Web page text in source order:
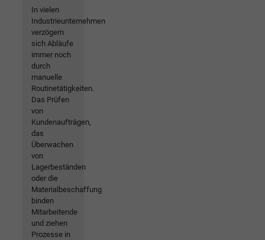
In vielen
Industrieunternehmen
verzögern
sich Abläufe
immer noch
durch
manuelle
Routinetätigkeiten.
Das Prüfen
von
Kundenaufträgen,
das
Überwachen
von
Lagerbeständen
oder die
Materialbeschaffung
binden
Mitarbeitende
und ziehen
Prozesse in